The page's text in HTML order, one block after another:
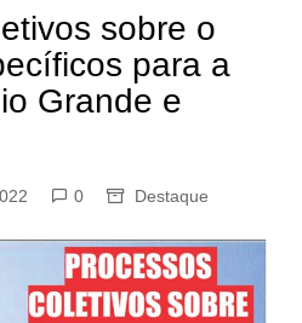
sobre o
para a
Grande e
0 Destaque